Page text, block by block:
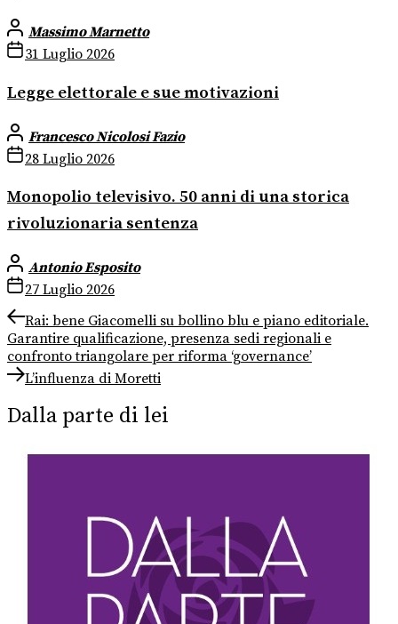
Massimo Marnetto
31 Luglio 2026
Legge elettorale e sue motivazioni
Francesco Nicolosi Fazio
28 Luglio 2026
Monopolio televisivo. 50 anni di una storica
rivoluzionaria sentenza
Antonio Esposito
27 Luglio 2026
Navigazione
articoli
Previous
post:
Rai: bene Giacomelli su bollino blu e piano editoriale.
Garantire qualificazione, presenza sedi regionali e
confronto triangolare per riforma ‘governance’
Next
L’influenza di Moretti
Dalla parte di lei